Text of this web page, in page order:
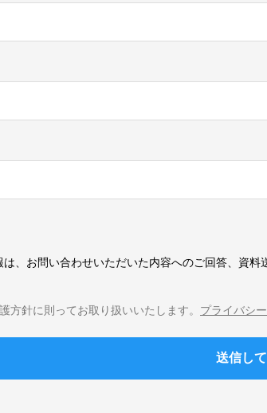
、お問い合わせいただいた内容へのご回答、資
方針に則ってお取り扱いいたします。 プライバシ